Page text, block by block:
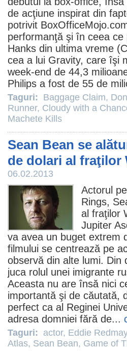
de acţiune inspirat din
potrivit
performanţă şi în ceea ce
Hanks din ultima vreme (
cea a lui Gravity, care îşi
week-end de 44,3
Philips a fost de 55 de
Taguri: Baggage Claim,
Runner, Cloudy with a
Machete Kills
Sean Bean se
de dolari al fraţilor
06.02.2013
Actorul
Rings,
al fraţilor
Jupiter
va avea un buget extrem
filmului se centrează pe
observă din alte lumi.
juca rolul unei imigrante
Aceasta nu are însă nici
importantă şi de căutată,
perfect ca al Reginei
adresa domniei fără de...
Taguri: actor, Eddie
Atlas, Sean Bean, Game of